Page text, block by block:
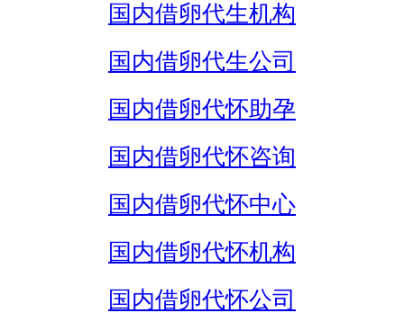
国内借卵代生机构
国内借卵代生公司
国内借卵代怀助孕
国内借卵代怀咨询
国内借卵代怀中心
国内借卵代怀机构
国内借卵代怀公司